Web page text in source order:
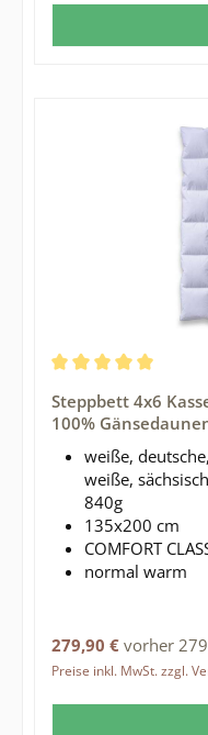
Steppbett 4x6 Kassetten
100%
weiße,
weiße,
840g
135x200 cm
COMFORT
normal warm
Regulärer Preis:
279,90 € vorher
Preise inkl. MwSt. zzgl.